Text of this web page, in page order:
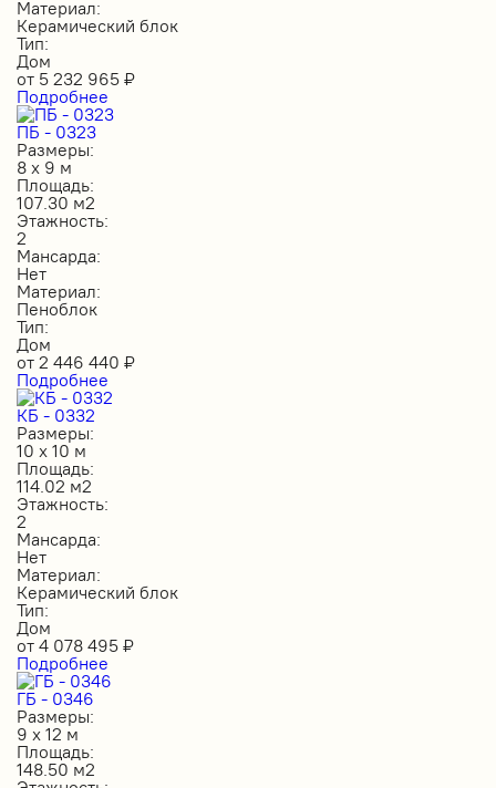
Материал:
Керамический блок
Тип:
Дом
от 5 232 965 ₽
Подробнее
ПБ - 0323
Размеры:
8 х 9 м
Площадь:
107.30 м2
Этажность:
2
Мансарда:
Нет
Материал:
Пеноблок
Тип:
Дом
от 2 446 440 ₽
Подробнее
КБ - 0332
Размеры:
10 х 10 м
Площадь:
114.02 м2
Этажность:
2
Мансарда:
Нет
Материал:
Керамический блок
Тип:
Дом
от 4 078 495 ₽
Подробнее
ГБ - 0346
Размеры:
9 х 12 м
Площадь:
148.50 м2